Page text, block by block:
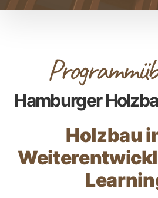
Hamburger
Holzbau